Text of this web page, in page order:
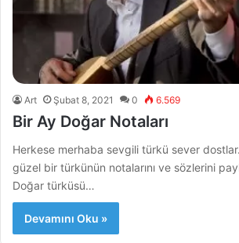
Art Şubat 8, 2021 0 6.569
Bir Ay Doğar Notaları
Herkese merhaba sevgili türkü sever
güzel bir türkünün notalarını ve sözlerini
Doğar türküsü…
Devamını Oku »